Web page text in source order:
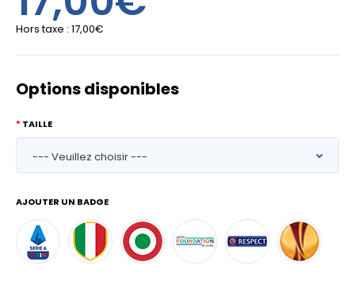
Hors taxe : 17,00€
Options disponibles
TAILLE
AJOUTER UN BADGE